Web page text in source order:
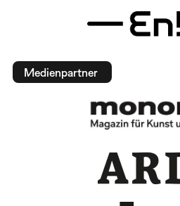
Medienpartner